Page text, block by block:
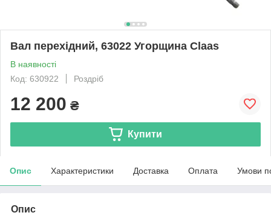
Вал перехідний, 63022 Угорщина Claas
В наявності
Код: 630922
Роздріб
12 200 ₴
Купити
Опис Характеристики Доставка Оплата Умови
Опис